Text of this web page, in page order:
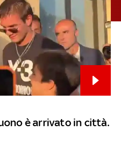
è arrivato in città.